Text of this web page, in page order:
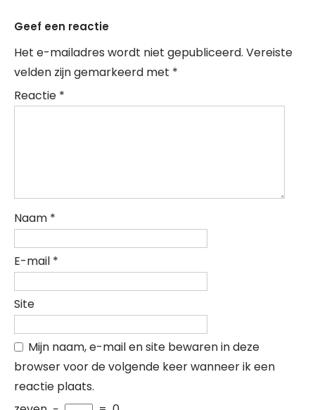
Geef een reactie
Het e-mailadres wordt niet gepubliceerd. Vereiste
velden zijn gemarkeerd met *
Reactie *
Naam *
E-mail *
Site
Mijn naam, e-mail en site bewaren in deze
browser voor de volgende keer wanneer ik een
reactie plaats.